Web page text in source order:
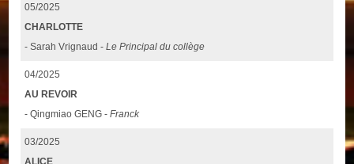
05/2025
CHARLOTTE
- Sarah Vrignaud -Le Principal du collège
04/2025
AU REVOIR
- Qingmiao GENG -Franck
03/2025
ALICE